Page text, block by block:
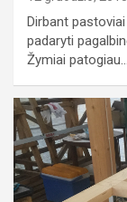
Dirbant
padaryti
Žymiai patogiau…